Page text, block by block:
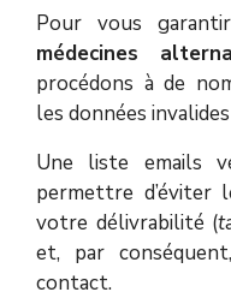
Pour vous
médecines
procédons à de
les données
Une liste emails
permettre d’éviter
votre délivrabilité (
et, par
contact.